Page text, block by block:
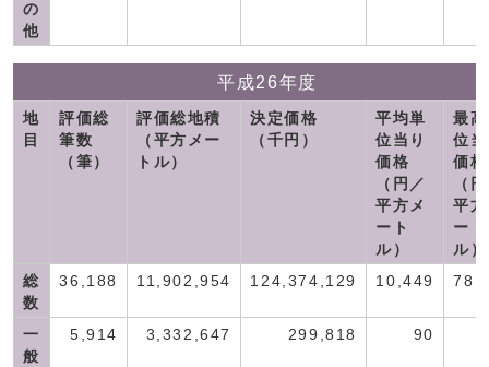
の
他
平成26年度
地
目
評価総
筆数
（筆）
評価総地積
（平方メー
トル）
決定価格
（千円）
平均単
位当り
価格
（円／
平方メ
ート
ル）
最
位
価格
（
平
ート
ル）
総
数
36,188 11,902,954 124,374,129 10,449
一
般
5,914 3,332,647 299,818 90